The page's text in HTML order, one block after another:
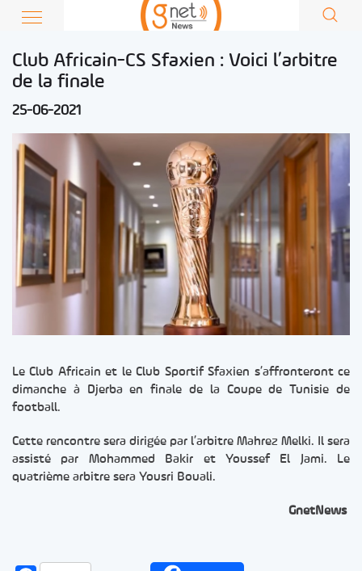
Club Africain-CS Sfaxien : Voici l’arbitre
de la finale
25-06-2021
Le Club Africain et le Club Sportif Sfaxien s’affronteront ce
dimanche à Djerba en finale de la Coupe de Tunisie de
football.
Cette rencontre sera dirigée par l’arbitre Mahrez Melki. Il sera
assisté par Mohammed Bakir et Youssef El Jami. Le
quatrième arbitre sera Yousri Bouali.
GnetNews